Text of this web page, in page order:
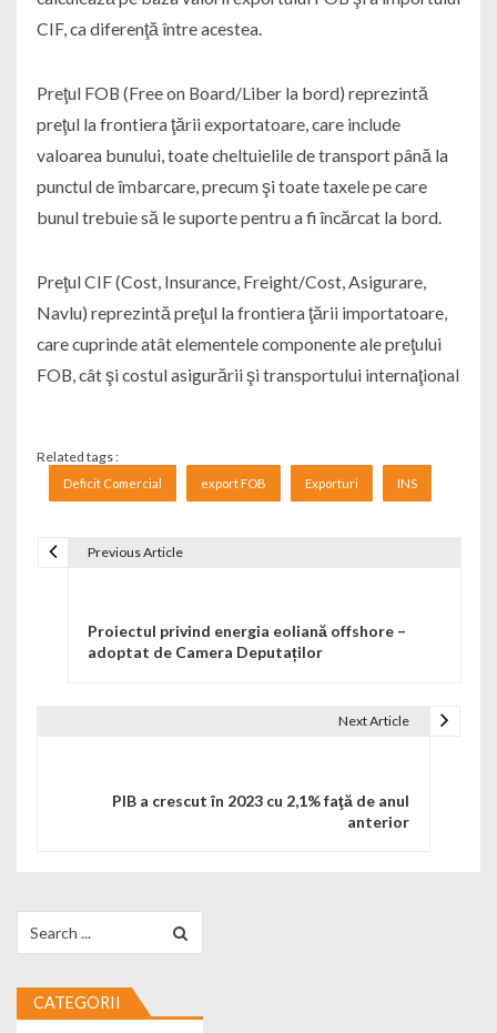
CIF, ca diferenţă între acestea.
Preţul FOB (Free on Board/Liber la bord) reprezintă
preţul la frontiera ţării exportatoare, care include
valoarea bunului, toate cheltuielile de transport până la
punctul de îmbarcare, precum şi toate taxele pe care
bunul trebuie să le suporte pentru a fi încărcat la bord.
Preţul CIF (Cost, Insurance, Freight/Cost, Asigurare,
Navlu) reprezintă preţul la frontiera ţării importatoare,
care cuprinde atât elementele componente ale preţului
FOB, cât şi costul asigurării şi transportului internaţional
Related tags :
Deficit Comercial export FOB Exporturi INS
Previous Article
Proiectul privind energia eoliană offshore –
adoptat de Camera Deputaților
Next Article
PIB a crescut în 2023 cu 2,1% faţă de anul
anterior
CATEGORII